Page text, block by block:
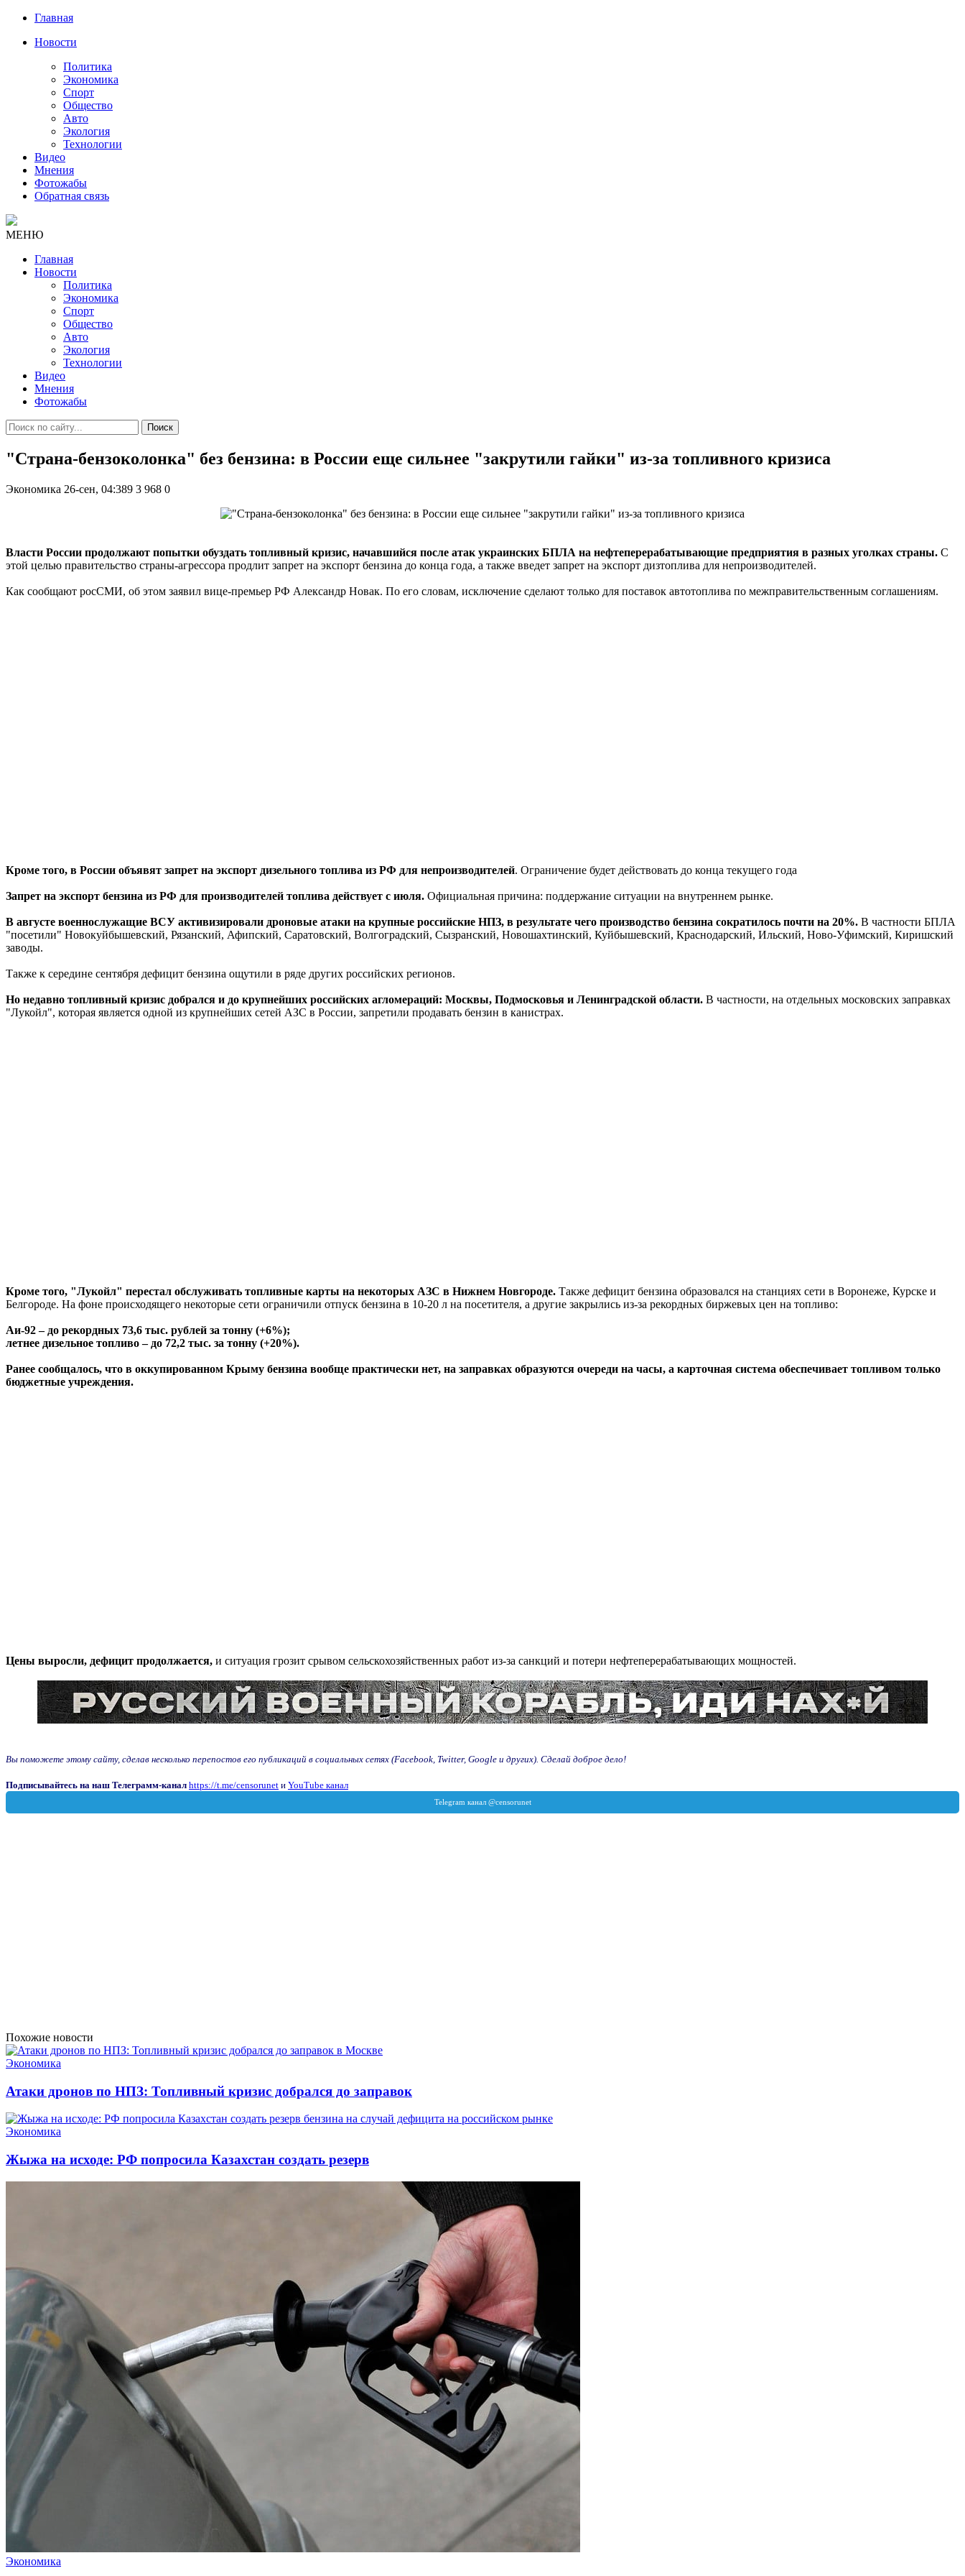
Главная
Новости
Политика
Экономика
Спорт
Общество
Авто
Экология
Технологии
Видео
Мнения
Фотожабы
Обратная связь
МЕНЮ
Главная
Новости
Политика
Экономика
Спорт
Общество
Авто
Экология
Технологии
Видео
Мнения
Фотожабы
Поиск
"Страна-бензоколонка" без бензина: в России еще сильнее "закрутили гайки" из-за топливного кризиса
Экономика 26-сен, 04:389 3 968 0
Власти России продолжают попытки обуздать топливный кризис, начавшийся после атак украинских БПЛА на нефтеперерабатывающие предприятия в разных уголках страны. С
этой целью правительство страны-агрессора продлит запрет на экспорт бензина до конца года, а также введет запрет на экспорт дизтоплива для непроизводителей.
Как сообщают росСМИ, об этом заявил вице-премьер РФ Александр Новак. По его словам, исключение сделают только для поставок автотоплива по межправительственным соглашениям.
Кроме того, в России объявят запрет на экспорт дизельного топлива из РФ для непроизводителей. Ограничение будет действовать до конца текущего года
Запрет на экспорт бензина из РФ для производителей топлива действует с июля. Официальная причина: поддержание ситуации на внутреннем рынке.
В августе военнослужащие ВСУ активизировали дроновые атаки на крупные российские НПЗ, в результате чего производство бензина сократилось почти на 20%. В частности БПЛА
"посетили" Новокуйбышевский, Рязанский, Афипский, Саратовский, Волгоградский, Сызранский, Новошахтинский, Куйбышевский, Краснодарский, Ильский, Ново-Уфимский, Киришский
заводы.
Также к середине сентября дефицит бензина ощутили в ряде других российских регионов.
Но недавно топливный кризис добрался и до крупнейших российских агломераций: Москвы, Подмосковья и Ленинградской области. В частности, на отдельных московских заправках
"Лукойл", которая является одной из крупнейших сетей АЗС в России, запретили продавать бензин в канистрах.
Кроме того, "Лукойл" перестал обслуживать топливные карты на некоторых АЗС в Нижнем Новгороде. Также дефицит бензина образовался на станциях сети в Воронеже, Курске и
Белгороде. На фоне происходящего некоторые сети ограничили отпуск бензина в 10-20 л на посетителя, а другие закрылись из-за рекордных биржевых цен на топливо:
Аи-92 – до рекордных 73,6 тыс. рублей за тонну (+6%);
летнее дизельное топливо – до 72,2 тыс. за тонну (+20%).
Ранее сообщалось, что в оккупированном Крыму бензина вообще практически нет, на заправках образуются очереди на часы, а карточная система обеспечивает топливом только
бюджетные учреждения.
Цены выросли, дефицит продолжается, и ситуация грозит срывом сельскохозяйственных работ из-за санкций и потери нефтеперерабатывающих мощностей.
Вы поможете этому сайту, сделав несколько перепостов его публикаций в социальных сетях (Facebook, Twitter, Google и других). Сделай доброе дело!
Подписывайтесь на наш Телеграмм-канал https://t.me/censorunet и YouTube канал
Похожие новости
Экономика
Атаки дронов по НПЗ: Топливный кризис добрался до заправок
Экономика
Жыжа на исходе: РФ попросила Казахстан создать резерв
Экономика